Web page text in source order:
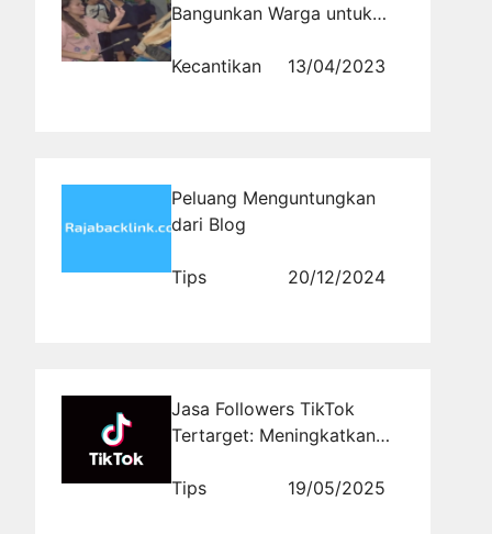
Bangunkan Warga untuk
Kecantikan
13/04/2023
Peluang Menguntungkan
dari Blog
Tips 20/12/2024
Jasa Followers TikTok
Tertarget: Meningkatkan
dengan Mudah Melalui
Tips 19/05/2025